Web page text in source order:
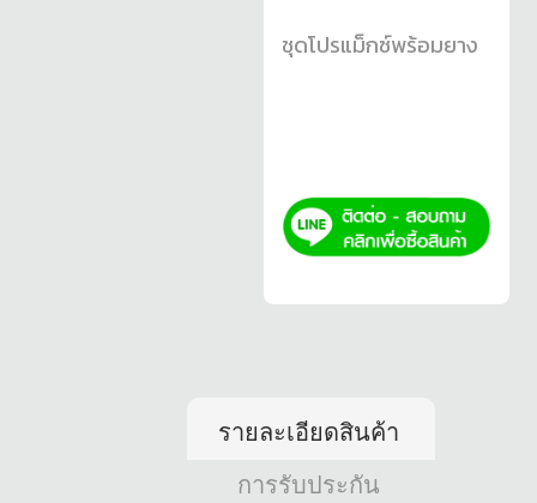
ชุดโปรแม็กซ์พร้อมยาง
รายละเอียดสินค้า
การรับประกัน